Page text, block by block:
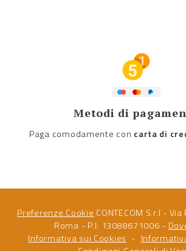
Metodi di
Paga comodamente con carta di
Preferenze Cookie CONTECOM S.r.l -
Roma - P.I: 13088671006 -
Informativa sui Cookies